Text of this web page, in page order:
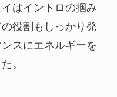
はイントロの掴み
役割もしっかり発
スにエネルギーを
。